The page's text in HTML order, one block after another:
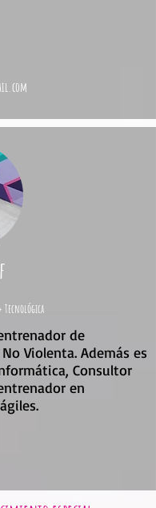
de
Violenta. Además es
Consultor
en